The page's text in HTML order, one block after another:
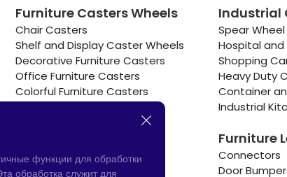
Furniture Casters Wheels
Chair Casters
Shelf and Display Caster Wheels
Decorative Furniture Casters
Office Furniture Casters
Colorful Furniture Casters
Industrial
Spear
Hospital
Shopping
Heavy Duty
Container
Industrial
Furniture
Connectors
Door
функции для обработки
обработка служит для